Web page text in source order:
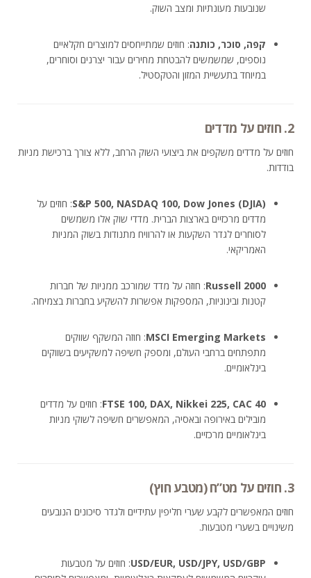
שנובעות מעונתיות ומצב השוק.
קפה, סוכר, כותנה: חוזים שמתייחסים למוצרים חקלאיים
נוספים, שמשמשים להבטחת מחירים עבור יצרנים וסוחרים,
במיוחד בתעשיית המזון והטקסטיל.
2. חוזים על מדדים
חוזים על מדדים משקפים את ביצועי השוק הרחב, ללא צורך ברכישת מניות
בודדות.
S&P 500, NASDAQ 100, Dow Jones (DJIA): חוזים על
מדדים מרכזיים בארצות הברית. מדדי שוק אלו משמשים
לסוחרים לגדר השקעות או להרוויח מתנודות בשוק המניות
האמריקאי.
Russell 2000: חוזה על מדד שמורכב ממניות של חברות
קטנות ובינוניות, המספקות אפשרות להשקיע בחברות בצמיחה.
MSCI Emerging Markets: חוזה המשקף שווקים
מתפתחים ברחבי העולם, ומספק חשיפה למשקיעים בשווקים
בינלאומיים.
FTSE 100, DAX, Nikkei 225, CAC 40: חוזים על מדדים
מובילים באירופה ובאסיה, המאפשרים חשיפה לשוקי מניות
בינלאומיים מרכזיים.
3. חוזים על מט”ח (מטבע חוץ)
חוזים המאפשרים לקבע שערי חליפין עתידיים ולגדר סיכונים הנובעים
משינויים בשערי מטבעות.
USD/EUR, USD/JPY, USD/GBP: חוזים על מטבעות